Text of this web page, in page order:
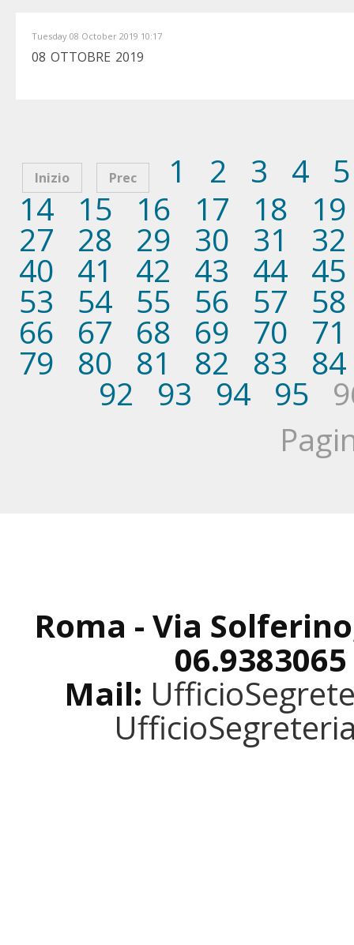
Tuesday 08 October 2019 10:17
08 OTTOBRE 2019
Inizio Prec 1 2 3 4
5
14
15 16 17 18 19
27 28 29 30 31 32
40 41 42 43 44 45
53 54 55 56 57 58
66 67 68 69 70 71
79 80 81 82 83 84
92 93 94 95
Roma - Via
Mail: